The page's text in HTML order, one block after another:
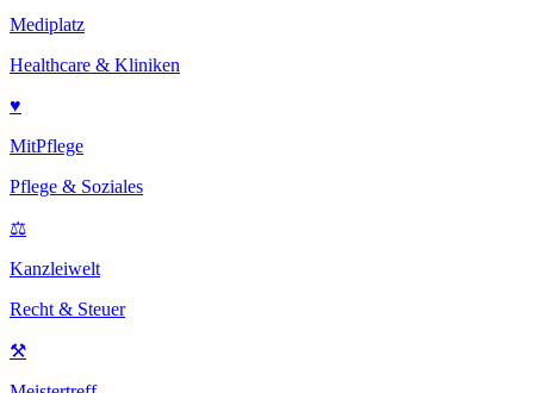
Mediplatz
Healthcare & Kliniken
♥
MitPflege
Pflege & Soziales
⚖
Kanzleiwelt
Recht & Steuer
⚒